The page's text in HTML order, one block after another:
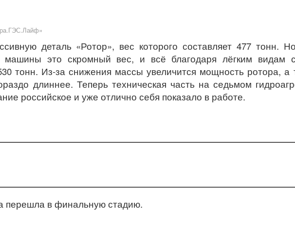
деталь «Ротор», вес которого составляет 477 тонн.
машины это скромный вес, и всё благодаря лёгким видам
тонн. Из-за снижения массы увеличится мощность ротора, а
длиннее. Теперь техническая часть на седьмом
российское и уже отлично себя показало в работе.
перешла в финальную стадию.